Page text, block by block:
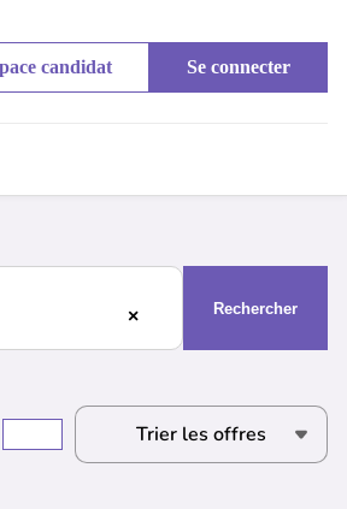
candidat Se connecter
× Rechercher